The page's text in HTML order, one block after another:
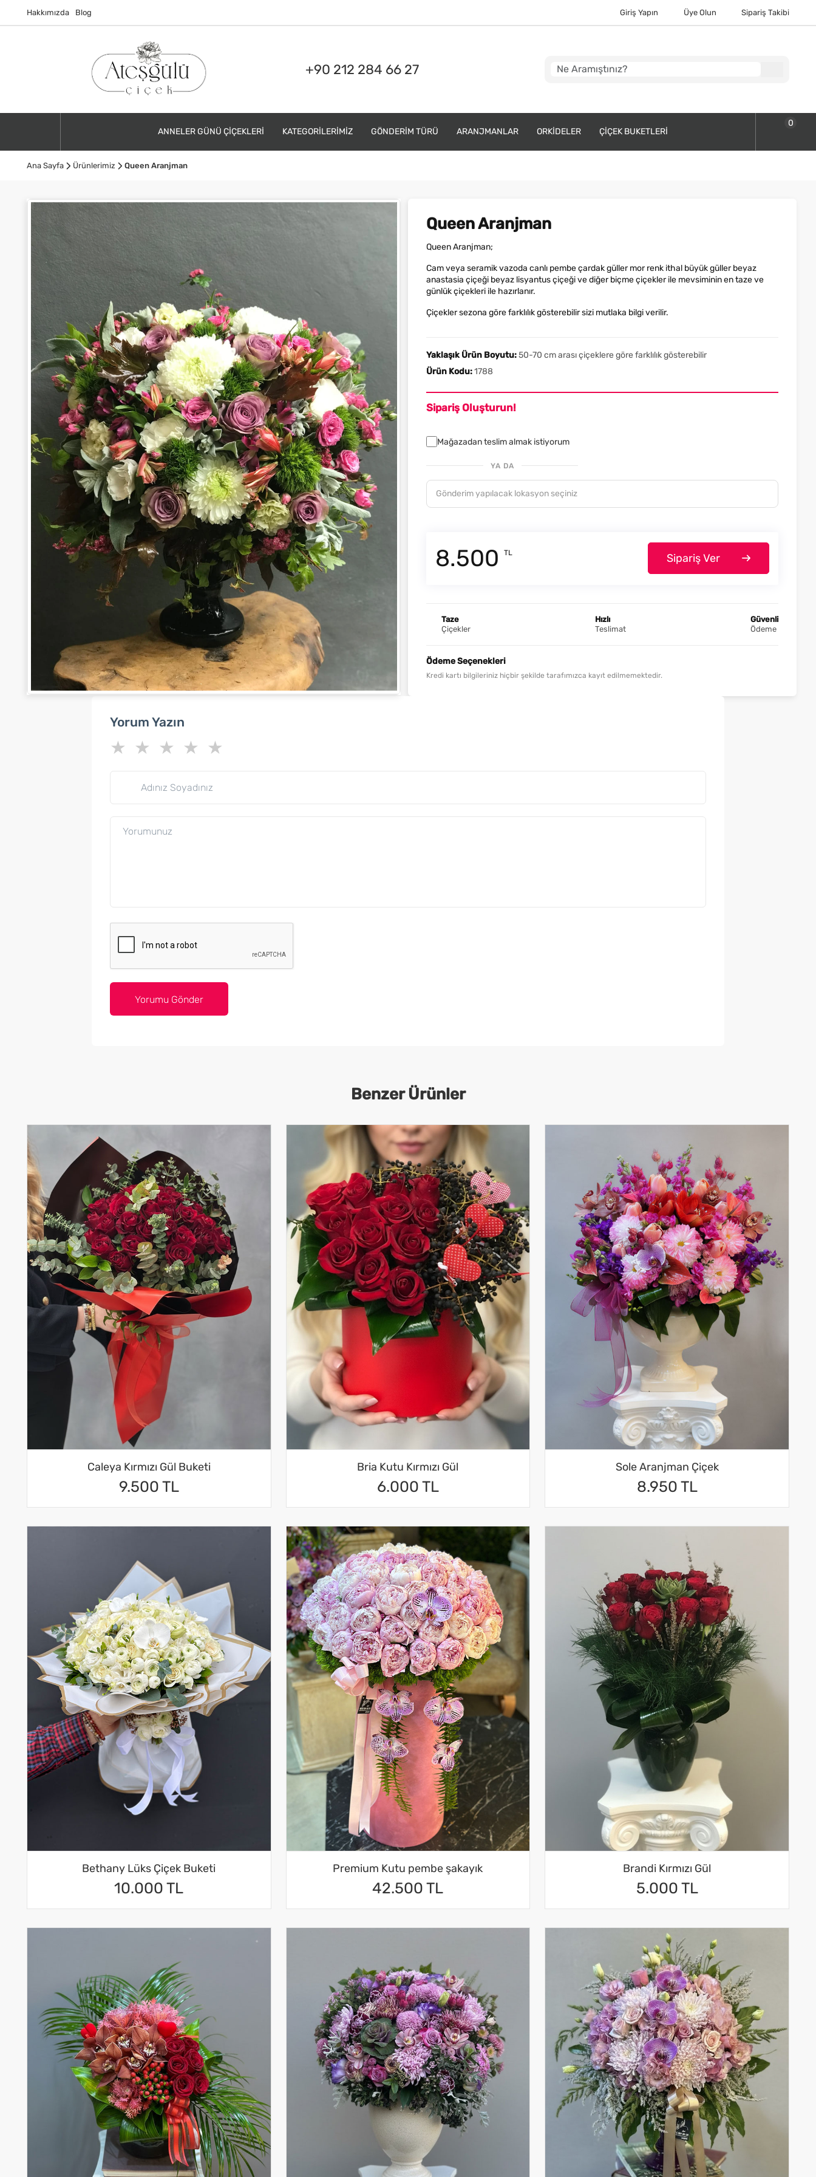
Hakkımızda Blog Giriş Yapın Üye Olun Sipariş Takibi
+90 212 284 66 27
ANNELER GÜNÜ ÇIÇEKLERI KATEGORILERIMIZ GÖNDERIM TÜRÜ ARANJMANLAR ORKIDELER ÇIÇEK BUKETLERI
0
Ana Sayfa Ürünlerimiz Queen Aranjman
Queen Aranjman
Queen Aranjman;
Cam veya seramik vazoda canlı pembe çardak güller mor renk ithal büyük güller beyaz
anastasia çiçeği beyaz lisyantus çiçeği ve diğer biçme çiçekler ile mevsiminin en taze ve
günlük çiçekleri ile hazırlanır.
Çiçekler sezona göre farklılık gösterebilir sizi mutlaka bilgi verilir.
Yaklaşık Ürün Boyutu:50-70 cm arası çiçeklere göre farklılık gösterebilir
Ürün Kodu:1788
Sipariş Oluşturun!
Mağazadan teslim almak istiyorum
YA DA
8.500 TL Sipariş Ver
Taze
Çiçekler
Hızlı
Teslimat
Güvenli
Ödeme
Ödeme Seçenekleri
Kredi kartı bilgileriniz hiçbir şekilde tarafımızca kayıt edilmemektedir.
Yorum Yazın
Benzer Ürünler
Caleya Kırmızı Gül Buketi
9.500 TL
Bria Kutu Kırmızı Gül
6.000 TL
Sole Aranjman Çiçek
8.950 TL
Bethany Lüks Çiçek Buketi
10.000 TL
Premium Kutu pembe şakayık
42.500 TL
Brandi Kırmızı Gül
5.000 TL